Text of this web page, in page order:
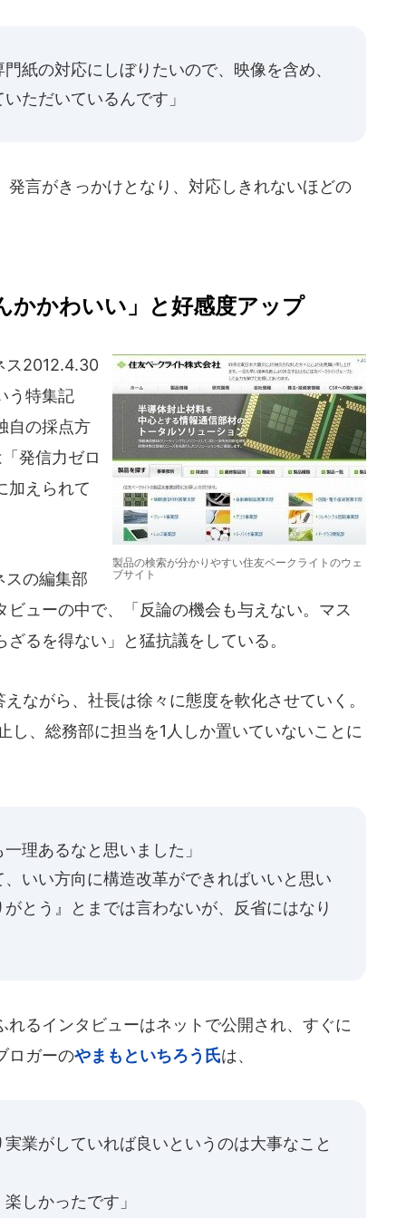
紙の対応にしぼりたいので、映像を含め、
ただいているんです」
言がきっかけとなり、対応しきれないほどの
かかわいい」と好感度アップ
製品の検索が分かりやすい住友ベークライトのウェ
ブサイト
ス2012.4.30
う特集記
自の採点方
発信力ゼロ
加えられて
の編集部
ューの中で、「反論の機会も与えない。マス
るを得ない」と猛抗議をしている。
ながら、社長は徐々に態度を軟化させていく。
し、総務部に担当を1人しか置いていないことに
理あるなと思いました」
いい方向に構造改革ができればいいと思い
とう』とまでは言わないが、反省にはなり
るインタビューはネットで公開され、すぐに
ロガーのやまもといちろう氏は、
業がしていれば良いというのは大事なこと
しかったです」